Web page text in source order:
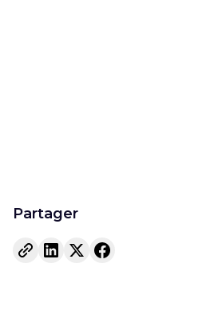
Partager